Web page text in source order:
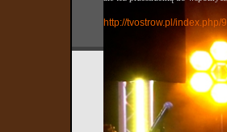
http://tvostrow.pl/